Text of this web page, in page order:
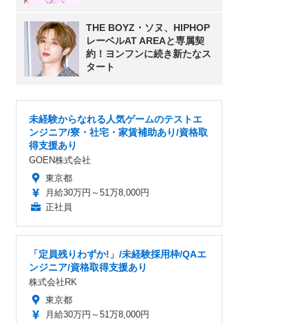
THE BOYZ・ソヌ、HIPHOP
レーベルAT AREAと専属契
約！ヨンフンに続き新たなス
タート
未経験からなれる人気ゲームのテストエ
ンジニア/寮・社宅・家賃補助あり/資格取
得支援あり
GOEN株式会社
東京都
月給30万円～51万8,000円
正社員
「定員残りわずか!」/未経験採用枠/QAエ
ンジニア/資格取得支援あり
株式会社RK
東京都
月給30万円～51万8,000円